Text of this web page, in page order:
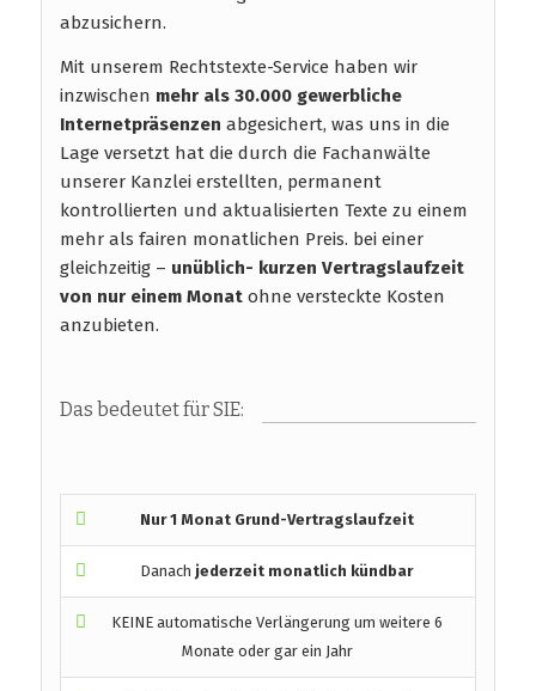
abzusichern.
Mit unserem Rechtstexte-Service haben wir
inzwischen mehr als 30.000 gewerbliche
Internetpräsenzen abgesichert, was uns in die
Lage versetzt hat die durch die Fachanwälte
unserer Kanzlei erstellten, permanent
kontrollierten und aktualisierten Texte zu einem
mehr als fairen monatlichen Preis. bei einer
gleichzeitig – unüblich- kurzen Vertragslaufzeit
von nur einem Monat ohne versteckte Kosten
anzubieten.
Das bedeutet für SIE:
Nur 1 Monat Grund-Vertragslaufzeit
Danach jederzeit monatlich kündbar
KEINE automatische Verlängerung um weitere 6
Monate oder gar ein Jahr